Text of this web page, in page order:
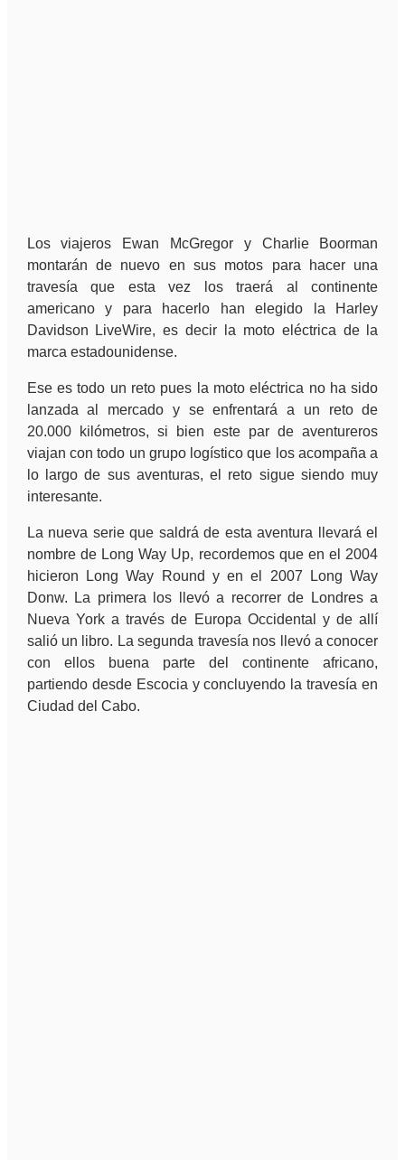
Los viajeros Ewan McGregor y Charlie Boorman
montarán de nuevo en sus motos para hacer una
travesía que esta vez los traerá al continente
americano y para hacerlo han elegido la Harley
Davidson LiveWire, es decir la moto eléctrica de la
marca estadounidense.
Ese es todo un reto pues la moto eléctrica no ha sido
lanzada al mercado y se enfrentará a un reto de
20.000 kilómetros, si bien este par de aventureros
viajan con todo un grupo logístico que los acompaña a
lo largo de sus aventuras, el reto sigue siendo muy
interesante.
La nueva serie que saldrá de esta aventura llevará el
nombre de Long Way Up, recordemos que en el 2004
hicieron Long Way Round y en el 2007 Long Way
Donw. La primera los llevó a recorrer de Londres a
Nueva York a través de Europa Occidental y de allí
salió un libro. La segunda travesía nos llevó a conocer
con ellos buena parte del continente africano,
partiendo desde Escocia y concluyendo la travesía en
Ciudad del Cabo.